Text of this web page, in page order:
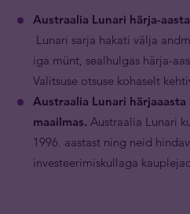
Austraalia Lunari härja-
Lunari sarja hakati välja
iga münt, sealhulgas härja-
Valitsuse otsuse kohaselt
Austraalia Lunari
maailmas. Austraalia Lunari
1996. aastast ning neid
investeerimiskullaga